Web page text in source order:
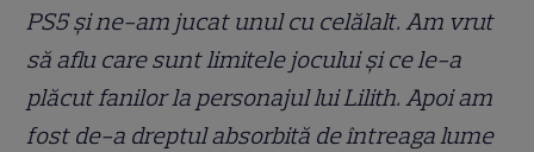
PS5 și ne-am jucat unul cu celălalt. Am vrut
să aflu care sunt limitele jocului și ce le-a
plăcut fanilor la personajul lui Lilith. Apoi am
fost de-a dreptul absorbită de întreaga lume